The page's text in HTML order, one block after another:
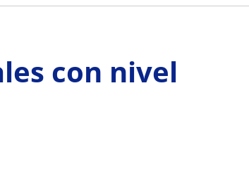
con nivel